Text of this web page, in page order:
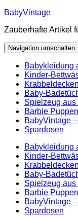
Zum
springen
BabyVintage
Zauberhafte Artikel
Navigation umschalten
Babykleidung
Kinder-
Baby-
Spielzeug aus
Barbie
BabyVintage
Spardosen
Babykleidung
Kinder-
Baby-
Spielzeug aus
Barbie
BabyVintage
Spardosen